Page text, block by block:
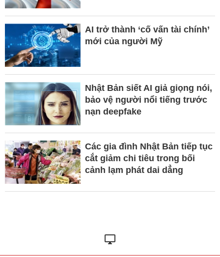
AI trở thành ‘cố vấn tài chính’
mới của người Mỹ
Nhật Bản siết AI giả giọng nói,
bảo vệ người nổi tiếng trước
nạn deepfake
Các gia đình Nhật Bản tiếp tục
cắt giảm chi tiêu trong bối
cảnh lạm phát dai dẳng